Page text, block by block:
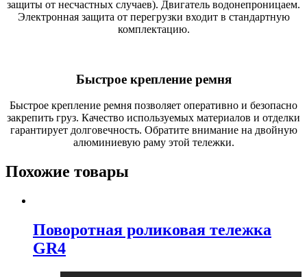
защиты от несчастных случаев). Двигатель водонепроницаем.
Электронная защита от перегрузки входит в стандартную
комплектацию.
Быстрое крепление ремня
Быстрое крепление ремня позволяет оперативно и безопасно
закрепить груз. Качество используемых материалов и отделки
гарантирует долговечность. Обратите внимание на двойную
алюминиевую раму этой тележки.
Похожие товары
Поворотная роликовая тележка
GR4